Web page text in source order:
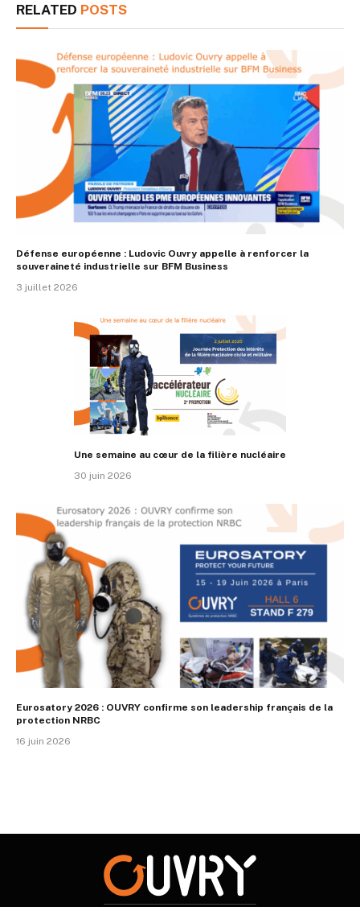
RELATED POSTS
Défense européenne : Ludovic Ouvry appelle à renforcer la
souveraineté industrielle sur BFM Business
3 juillet 2026
Une semaine au cœur de la filière nucléaire
30 juin 2026
Eurosatory 2026 : OUVRY confirme son leadership français de la
protection NRBC
16 juin 2026